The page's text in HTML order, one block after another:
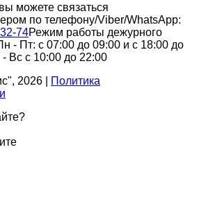
можете связаться
по телефону/Viber/WhatsApp:
74Режим работы дежурного
- Пт: с 07:00 до 09:00 и с 18:00 до
Вс с 10:00 до 22:00
2026
Политика